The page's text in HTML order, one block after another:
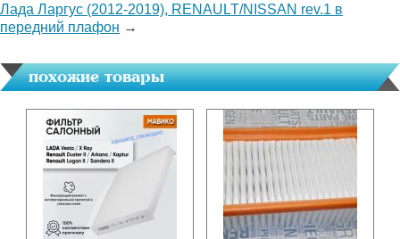
Лада Ларгус (2012-2019), RENAULT/NISSAN rev.1 в
передний плафон →
похожие товары